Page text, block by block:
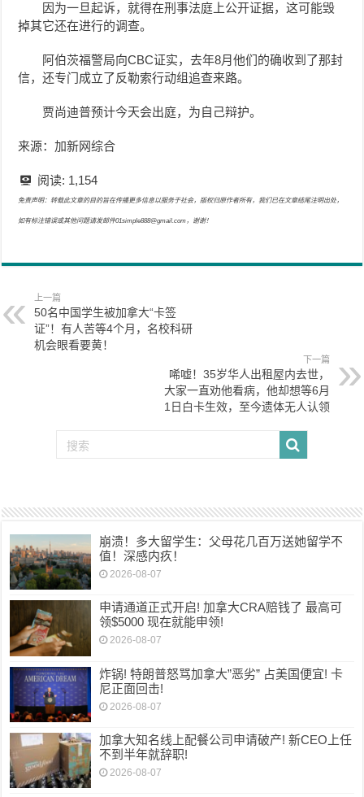
因为一旦起诉，就得在刑事法庭上公开证据，这可能毁
掉其它还在进行的调查。
阿伯茨福警局向CBC证实，去年8月他们的确收到了那封
信，还专门成立了反勒索行动组追查来路。
贾尚迪普预计今天会出庭，为自己辩护。
来源：加新网综合
阅读: 1,154
免责声明：转载此文章的目的旨在传播更多信息以服务于社会，版权归原作者所有，我们已在文章结尾注明出处，
如有标注错误或其他问题请发邮件01simple888@gmail.com，谢谢！
上一篇
50名中国学生被加拿大“卡签
证”！有人苦等4个月，名校科研
机会眼看要黄！
下一篇
唏嘘！35岁华人出租屋内去世，
大家一直劝他看病，他却想等6月
1日白卡生效，至今遗体无人认领
崩溃！多大留学生：父母花几百万送她留学不
值！深感内疚！
2026-08-07
申请通道正式开启! 加拿大CRA赔钱了 最高可
领$5000 现在就能申领!
2026-08-07
炸锅! 特朗普怒骂加拿大”恶劣” 占美国便宜! 卡
尼正面回击!
2026-08-07
加拿大知名线上配餐公司申请破产! 新CEO上任
不到半年就辞职!
2026-08-07